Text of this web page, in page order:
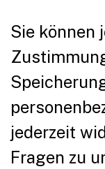
Sie können
jederzeit
Fragen zu